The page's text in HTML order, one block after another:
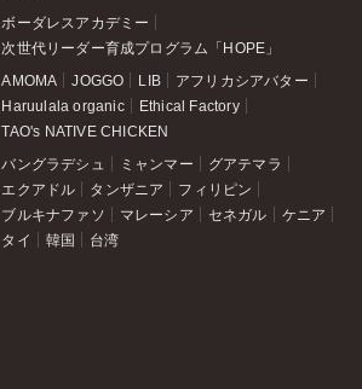
ボーダレスアカデミー
次世代リーダー育成プログラム「HOPE」
AMOMA JOGGO LIB
アフリカシアバター
Haruulala organic
Ethical Factory
TAO's NATIVE CHICKEN
バングラデシュ ミャンマー
グアテマラ
エクアドル
タンザニア
フィリピン
ブルキナファソ
マレーシア セネガル
ケニア
タイ
韓国 台湾